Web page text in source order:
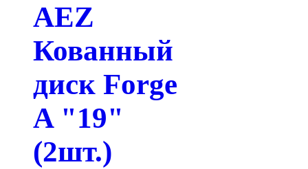
AEZ
Кованный
диск Forge
A "19"
(2шт.)